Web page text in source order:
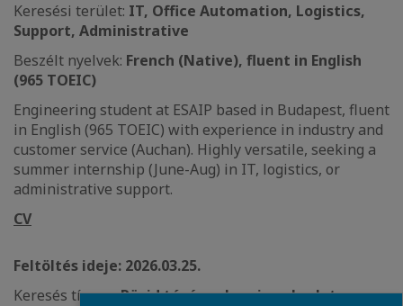
Keresési terület: IT, Office Automation, Logistics,
Support, Administrative
Beszélt nyelvek: French (Native), fluent in English
(965 TOEIC)
Engineering student at ESAIP based in Budapest, fluent
in English (965 TOEIC) with experience in industry and
customer service (Auchan). Highly versatile, seeking a
summer internship (June-Aug) in IT, logistics, or
administrative support.
CV
Feltöltés ideje: 2026.03.25.
Keresés típusa:Rövid távú szakmai gyakorlat